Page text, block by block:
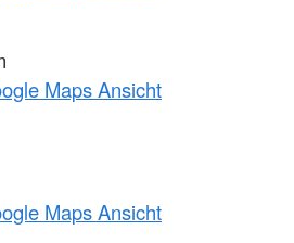
Maps Ansicht
Maps Ansicht